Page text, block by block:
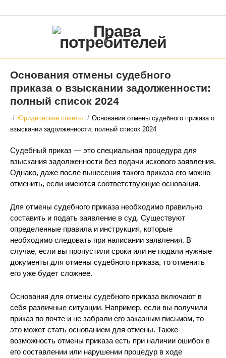
Основания отмены судебного
приказа о взыскании задолженности:
полный список 2024
/ Юридические советы / Основания отмены судебного приказа о
взыскании задолженности: полный список 2024
Судебный приказ — это специальная процедура для
взыскания задолженности без подачи искового заявления.
Однако, даже после вынесения такого приказа его можно
отменить, если имеются соответствующие основания.
Для отмены судебного приказа необходимо правильно
составить и подать заявление в суд. Существуют
определенные правила и инструкция, которые
необходимо следовать при написании заявления. В
случае, если вы пропустили сроки или не подали нужные
документы для отмены судебного приказа, то отменить
его уже будет сложнее.
Основания для отмены судебного приказа включают в
себя различные ситуации. Например, если вы получили
приказ по почте и не забрали его заказным письмом, то
это может стать основанием для отмены. Также
возможность отмены приказа есть при наличии ошибок в
его составлении или нарушении процедур в ходе